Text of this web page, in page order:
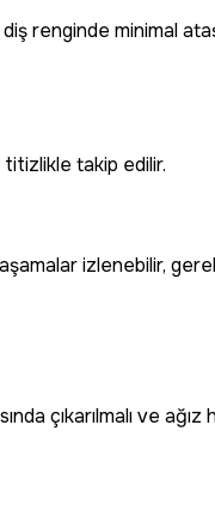
renginde minimal
titizlikle takip edilir.
izlenebilir,
çıkarılmalı ve ağız